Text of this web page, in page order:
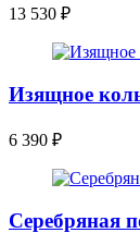
13 530 ₽
Изящное
6 390 ₽
Серебряная